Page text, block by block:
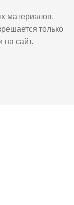
материалов,
только
на сайт.